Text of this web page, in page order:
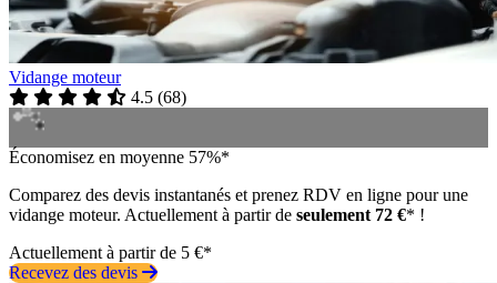
Vidange moteur
4.5 (68)
Économisez en moyenne 57%*
Comparez des devis instantanés et prenez RDV en ligne pour une
vidange moteur. Actuellement à partir de seulement 72 €* !
Actuellement à partir de 5 €*
Recevez des devis